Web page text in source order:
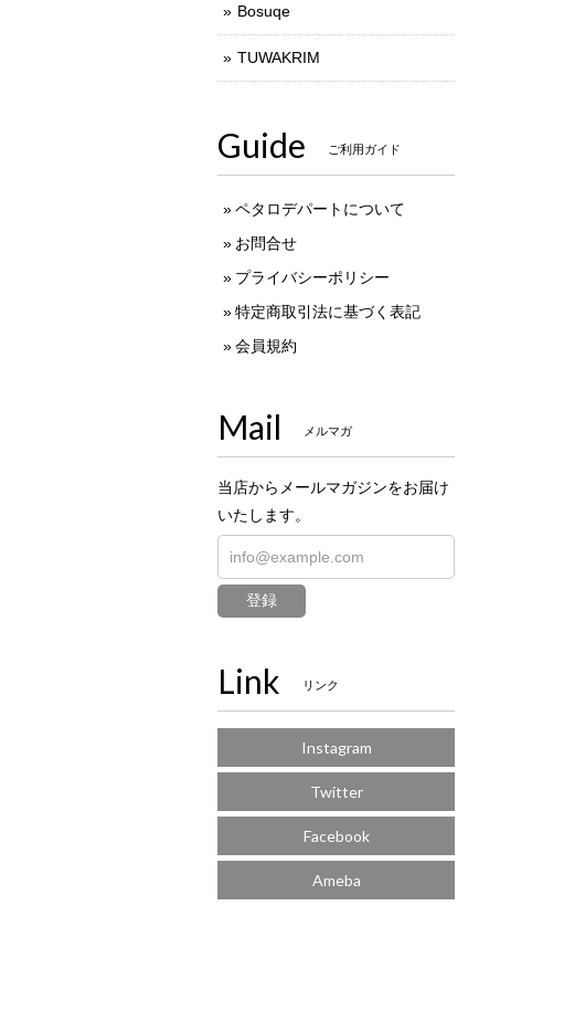
Bosuqe
TUWAKRIM
Guide ご利用ガイド
ペタロデパートについて
お問合せ
プライバシーポリシー
特定商取引法に基づく表記
会員規約
Mail メルマガ
当店からメールマガジンをお届け
いたします。
登録
Link リンク
Instagram
Twitter
Facebook
Ameba